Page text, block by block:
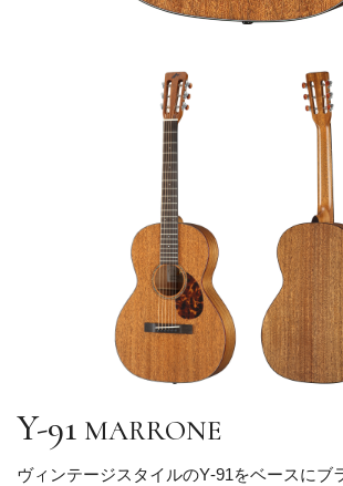
Y-91 MARRONE
ヴィンテージスタイルのY‐91をベースにブ